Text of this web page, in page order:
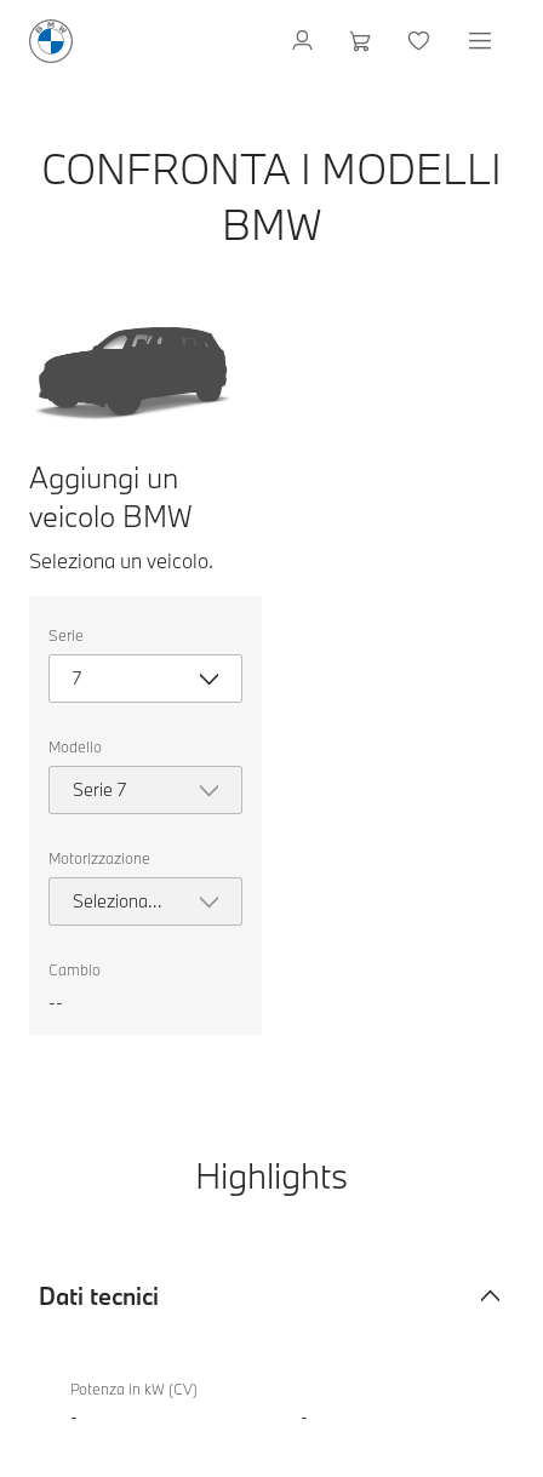
CONFRONTA I MODELLI
BMW
Aggiungi un
veicolo BMW
Seleziona un veicolo.
un
veicolo.
Serie
7
Modello
Serie 7
Motorizzazione
Seleziona
motorizzazione
Cambio
--
Highlights
Dati tecnici
tecniciPotenza in kW (CV)
- -